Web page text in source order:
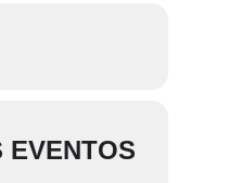
EVENTOS